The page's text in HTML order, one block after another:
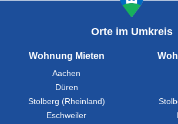
Orte im Umkreis
Wohnung Mieten
Aachen
Düren
Stolberg (Rheinland)
Eschweiler